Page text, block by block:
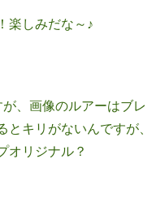
楽しみだな～♪
、画像のルアーはブレ
とキリがないんですが、
オリジナル？